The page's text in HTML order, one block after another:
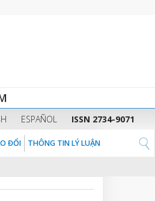
ESPAÑOL ISSN 2734-9071
ĐỔI THÔNG TIN LÝ LUẬN